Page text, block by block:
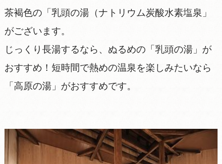
茶褐色の「乳頭の湯（ナトリウム炭酸水素塩泉」
がございます。
じっくり長湯するなら、ぬるめの「乳頭の湯」が
おすすめ！短時間で熱めの温泉を楽しみたいなら
「高原の湯」がおすすめです。